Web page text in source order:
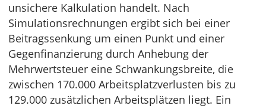
unsichere Kalkulation handelt. Nach
Simulationsrechnungen ergibt sich bei einer
Beitragssenkung um einen Punkt und einer
Gegenfinanzierung durch Anhebung der
Mehrwertsteuer eine Schwankungsbreite, die
zwischen 170.000 Arbeitsplatzverlusten bis zu
129.000 zusätzlichen Arbeitsplätzen liegt. Ein